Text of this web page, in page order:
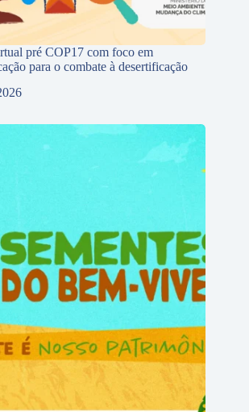
pré COP17 com foco em
para o combate à desertificação